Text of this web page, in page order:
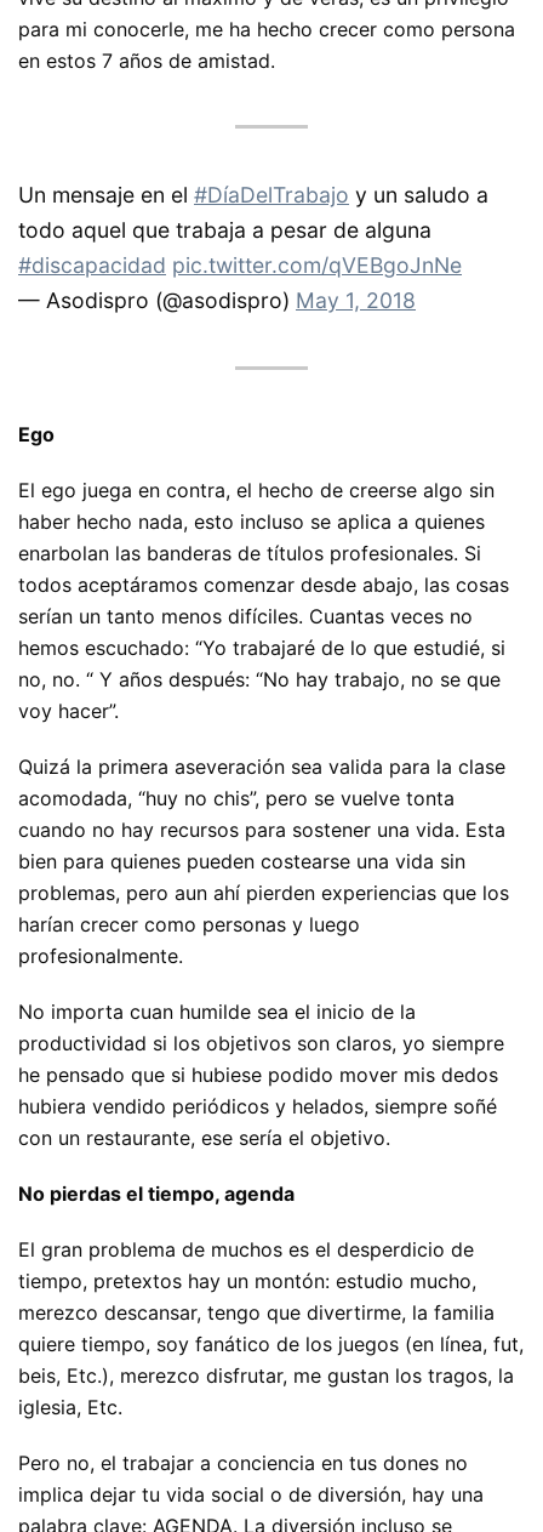
para mi conocerle, me ha hecho crecer como persona
en estos 7 años de amistad.
Un mensaje en el #DíaDelTrabajo y un saludo a
todo aquel que trabaja a pesar de alguna
#discapacidad pic.twitter.com/qVEBgoJnNe
— Asodispro (@asodispro) May 1, 2018
Ego
El ego juega en contra, el hecho de creerse algo sin
haber hecho nada, esto incluso se aplica a quienes
enarbolan las banderas de títulos profesionales. Si
todos aceptáramos comenzar desde abajo, las cosas
serían un tanto menos difíciles. Cuantas veces no
hemos escuchado: “Yo trabajaré de lo que estudié, si
no, no. “ Y años después: “No hay trabajo, no se que
voy hacer”.
Quizá la primera aseveración sea valida para la clase
acomodada, “huy no chis”, pero se vuelve tonta
cuando no hay recursos para sostener una vida. Esta
bien para quienes pueden costearse una vida sin
problemas, pero aun ahí pierden experiencias que los
harían crecer como personas y luego
profesionalmente.
No importa cuan humilde sea el inicio de la
productividad si los objetivos son claros, yo siempre
he pensado que si hubiese podido mover mis dedos
hubiera vendido periódicos y helados, siempre soñé
con un restaurante, ese sería el objetivo.
No pierdas el tiempo, agenda
El gran problema de muchos es el desperdicio de
tiempo, pretextos hay un montón: estudio mucho,
merezco descansar, tengo que divertirme, la familia
quiere tiempo, soy fanático de los juegos (en línea, fut,
beis, Etc.), merezco disfrutar, me gustan los tragos, la
iglesia, Etc.
Pero no, el trabajar a conciencia en tus dones no
implica dejar tu vida social o de diversión, hay una
palabra clave: AGENDA. La diversión incluso se